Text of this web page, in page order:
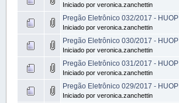
Iniciado por veronica.zanchettin
Pregão Eletrônico 032/2017 - HUOP
Iniciado por veronica.zanchettin
Pregão Eletrônico 030/2017 - HUOP
Iniciado por veronica.zanchettin
Pregão Eletrônico 031/2017 - HUOP
Iniciado por veronica.zanchettin
Pregão Eletrônico 029/2017 - HUOP
Iniciado por veronica.zanchettin